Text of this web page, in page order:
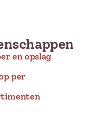
en opslag
per